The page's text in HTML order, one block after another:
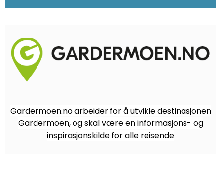
Gardermoen.no arbeider for å utvikle destinasjonen
Gardermoen, og skal være en informasjons- og
inspirasjonskilde for alle reisende